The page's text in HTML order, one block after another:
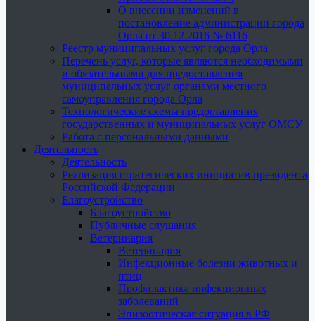
О внесении изменений в
постановление администрации города
Орла от 30.12.2016 № 6116
Реестр муниципальных услуг города Орла
Перечень услуг, которые являются необходимыми
и обязательными для предоставления
муниципальных услуг органами местного
самоуправления города Орла
Технологические схемы предоставления
государственных и муниципальных услуг ОМСУ
Работа с персональными данными
Деятельность
Деятельность
Реализация стратегических инициатив президента
Российской Федерации
Благоустройство
Благоустройство
Публичные слушания
Ветеринария
Ветеринария
Инфекционные болезни животных и
птиц
Профилактика инфекционных
заболеваний
Эпизоотическая ситуация в РФ